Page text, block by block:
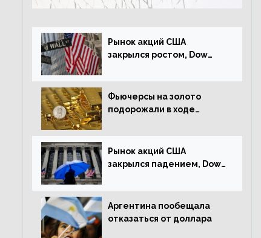
Рынок акций США
закрылся ростом, Dow
Фьючерсы на золото
подорожали в ходе
Рынок акций США
закрылся падением, Dow
Аргентина пообещала
отказаться от доллара